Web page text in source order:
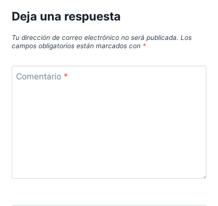
Deja una respuesta
Tu dirección de correo electrónico no será publicada. Los
campos obligatorios están marcados con *
Comentario *